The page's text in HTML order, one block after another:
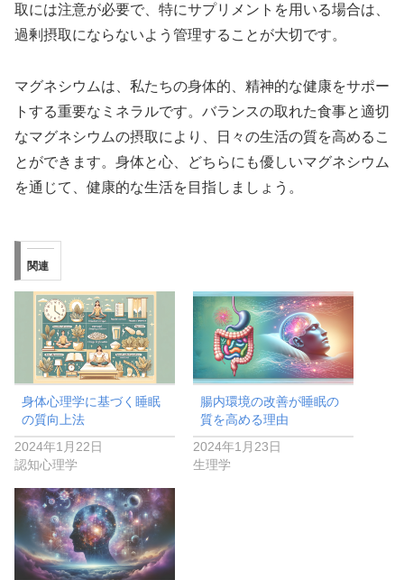
取には注意が必要で、特にサプリメントを用いる場合は、
過剰摂取にならないよう管理することが大切です。
マグネシウムは、私たちの身体的、精神的な健康をサポー
トする重要なミネラルです。バランスの取れた食事と適切
なマグネシウムの摂取により、日々の生活の質を高めるこ
とができます。身体と心、どちらにも優しいマグネシウム
を通じて、健康的な生活を目指しましょう。
関連
身体心理学に基づく睡眠
の質向上法
2024年1月22日
認知心理学
腸内環境の改善が睡眠の
質を高める理由
2024年1月23日
生理学